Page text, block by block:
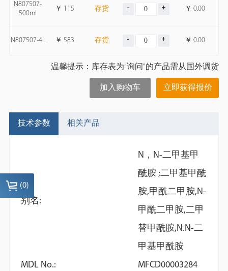
N807507-
500ml
￥ 115 存货 ￥ 0.00
N807507-4L ￥583 存货 ￥ 0.00
温馨提示：库存表为“询问”的产品需从国外调货
立即获得报价
加入购物车
技术参数 相关产品
别名:
N，N-二甲基甲
酰胺 ;二甲基甲酰
胺,甲酰二甲胺,N-
甲酰二甲胺,二甲
替甲酰胺,N.N-二
甲基甲酰胺
MDL No.:
MFCD00003284
Benzonitrile
(0)